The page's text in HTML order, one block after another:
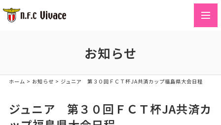
お知らせ
ホーム > お知らせ > ジュニア 第３０回ＦＣＴ杯JA共済カップ福島県大会日程
ジュニア 第３０回ＦＣＴ杯JA共済カ